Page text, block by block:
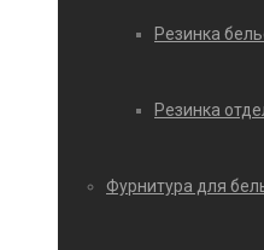
Резинка
Резинка
Фурнитура для